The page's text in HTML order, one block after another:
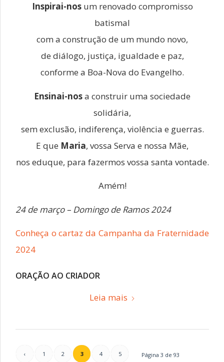
Inspirai-nosum renovado compromisso
batismal
com a construção de um mundo novo,
de diálogo, justiça, igualdade e paz,
conforme a Boa-Nova do Evangelho.
Ensinai-nosa construir uma sociedade
solidária,
sem exclusão, indiferença, violência e guerras.
E que Maria, vossa Serva e nossa Mãe,
nos eduque, para fazermos vossa santa vontade.
Amém!
24 de março – Domingo de Ramos 2024
Conheça o cartaz da Campanha da Fraternidade
2024
ORAÇÃO AO CRIADOR
Leia mais
Página 3 de 93
‹ 1 2 3 4 5